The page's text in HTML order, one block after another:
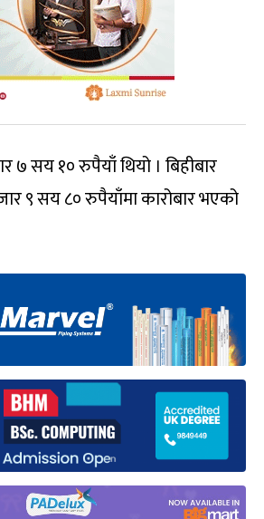
७ सय १० रुपैयाँ थियो । बिहीबार
९ सय ८० रुपैयाँमा कारोबार भएको